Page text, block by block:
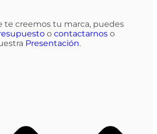
te creemos tu marca, puedes
o contactarnoso
Presentación.